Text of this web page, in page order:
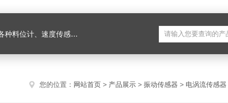
速度传感器、堵煤开关等
您的位置： 网站首页 > 产品展示 > 振动传感器 > 电涡流传感器